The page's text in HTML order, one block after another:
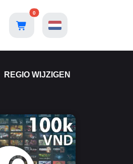
0
REGIO WIJZIGEN